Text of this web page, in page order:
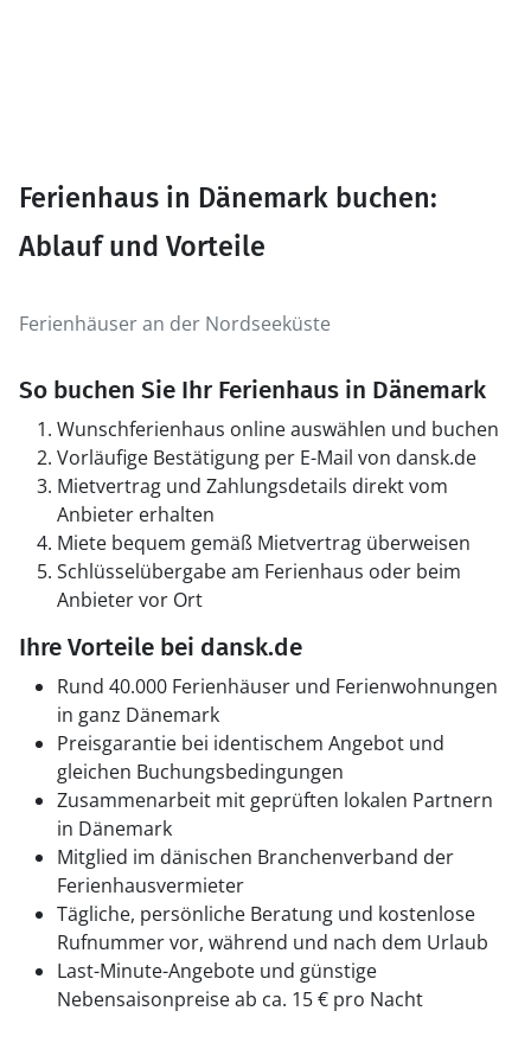
Ferienhäuser an der Nordseeküste
Ferienhaus in Dänemark buchen:
Ablauf und Vorteile
So buchen Sie Ihr Ferienhaus in Dänemark
Wunschferienhaus online auswählen und buchen
Vorläufige Bestätigung per E-Mail von dansk.de
Mietvertrag und Zahlungsdetails direkt vom
Anbieter erhalten
Miete bequem gemäß Mietvertrag überweisen
Schlüsselübergabe am Ferienhaus oder beim
Anbieter vor Ort
Ihre Vorteile bei dansk.de
Rund 40.000 Ferienhäuser und Ferienwohnungen
in ganz Dänemark
Preisgarantie bei identischem Angebot und
gleichen Buchungsbedingungen
Zusammenarbeit mit geprüften lokalen Partnern
in Dänemark
Mitglied im dänischen Branchenverband der
Ferienhausvermieter
Tägliche, persönliche Beratung und kostenlose
Rufnummer vor, während und nach dem Urlaub
Last-Minute-Angebote und günstige
Nebensaisonpreise ab ca. 15 € pro Nacht